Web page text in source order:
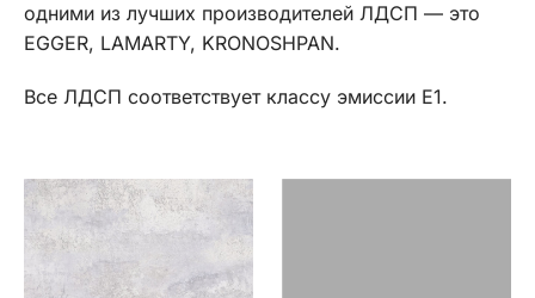
одними из лучших производителей ЛДСП — это
EGGER, LAMARTY, KRONOSHPAN.
Все ЛДСП соответствует классу эмиссии E1.